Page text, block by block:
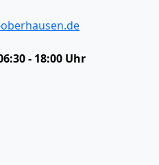
- 18:00 Uhr